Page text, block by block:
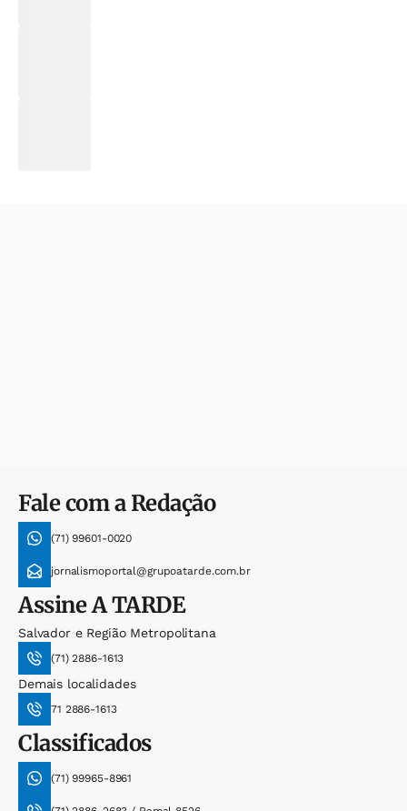
Fale com a Redação
(71) 99601-0020
jornalismoportal@grupoatarde.com.br
AssineA TARDE
Salvador e Região Metropolitana
(71) 2886-1613
Demais localidades
71 2886-1613
Classificados
(71) 99965-8961